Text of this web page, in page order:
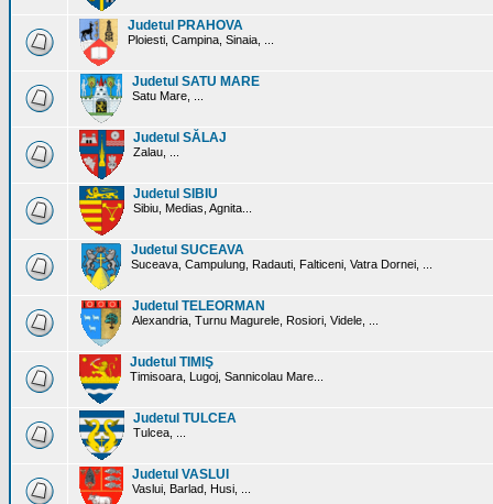
Judetul PRAHOVA
Ploiesti, Campina, Sinaia, ...
Judetul SATU MARE
Satu Mare, ...
Judetul SĂLAJ
Zalau, ...
Judetul SIBIU
Sibiu, Medias, Agnita...
Judetul SUCEAVA
Suceava, Campulung, Radauti, Falticeni, Vatra Dornei, ...
Judetul TELEORMAN
Alexandria, Turnu Magurele, Rosiori, Videle, ...
Judetul TIMIŞ
Timisoara, Lugoj, Sannicolau Mare...
Judetul TULCEA
Tulcea, ...
Judetul VASLUI
Vaslui, Barlad, Husi, ...